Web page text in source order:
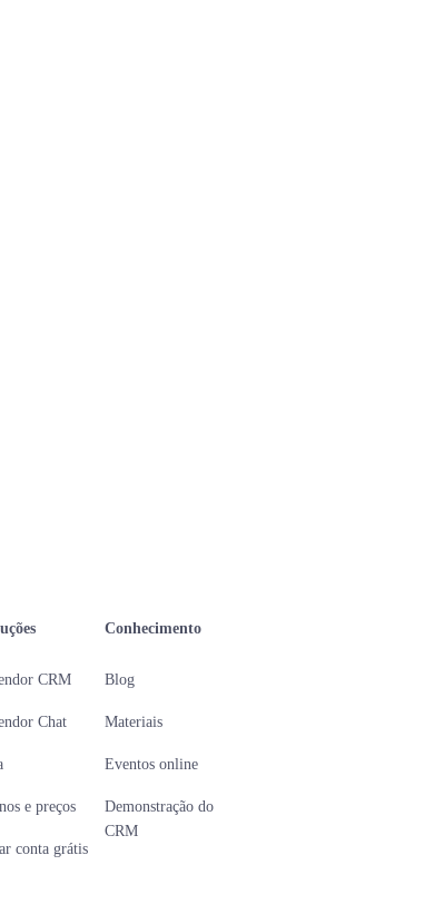
CRM
Chat
e preços
conta grátis
Conhecimento
Blog
Materiais
Eventos online
Demonstração do
CRM